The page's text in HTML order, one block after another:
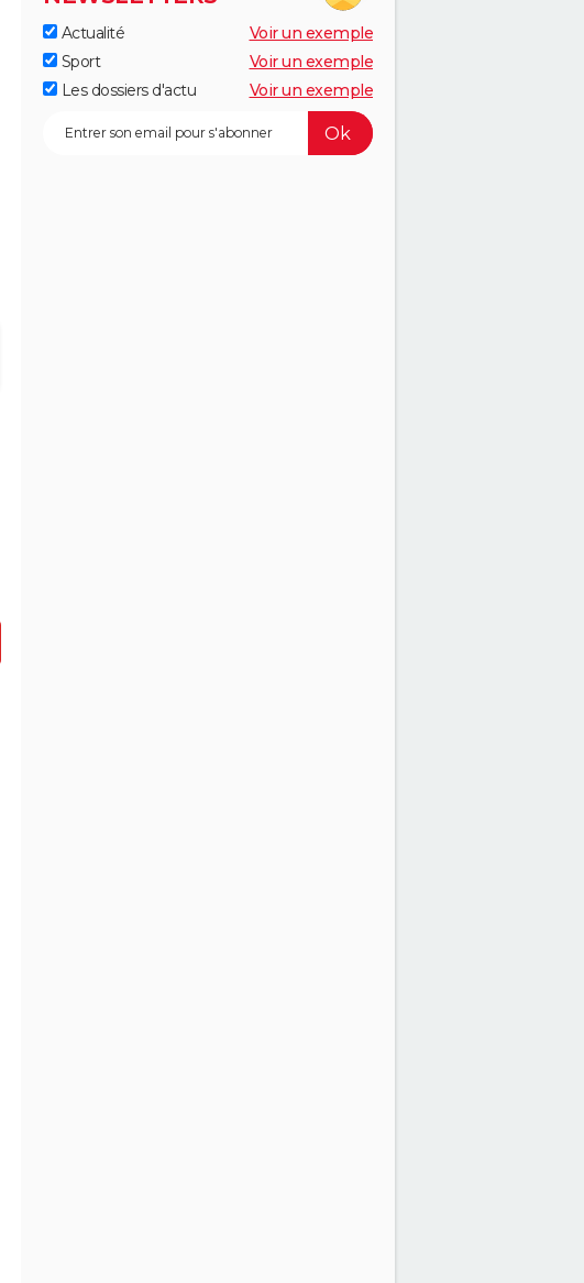
Actualité
Voir un exemple
Sport
Voir un exemple
Les dossiers d'actu
Voir un exemple